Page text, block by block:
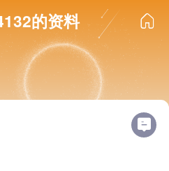
的资料